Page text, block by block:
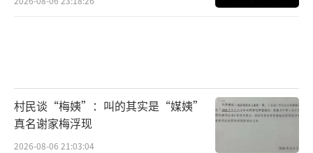
村民谈“梅姨”：叫的其实是“媒姨”
真名谢家梅浮现
2026-08-06 21:03:04